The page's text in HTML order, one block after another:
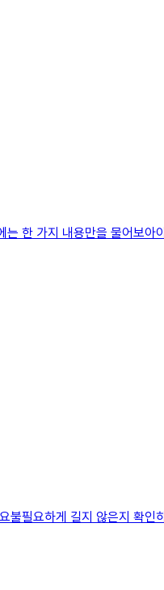
한 가지 내용만을 물어보
필요하게 길지 않은지 확인